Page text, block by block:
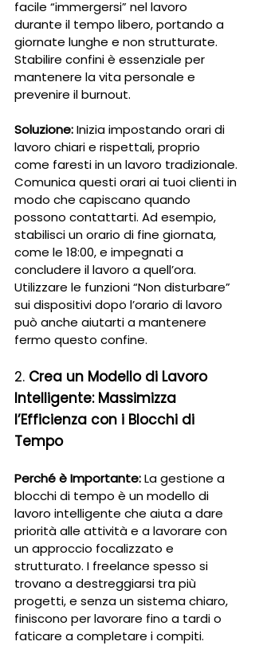
facile “immergersi” nel lavoro
durante il tempo libero, portando a
giornate lunghe e non strutturate.
Stabilire confini è essenziale per
mantenere la vita personale e
prevenire il burnout.
Soluzione: Inizia impostando orari di
lavoro chiari e rispettali, proprio
come faresti in un lavoro tradizionale.
Comunica questi orari ai tuoi clienti in
modo che capiscano quando
possono contattarti. Ad esempio,
stabilisci un orario di fine giornata,
come le 18:00, e impegnati a
concludere il lavoro a quell’ora.
Utilizzare le funzioni “Non disturbare”
sui dispositivi dopo l’orario di lavoro
può anche aiutarti a mantenere
fermo questo confine.
2. Crea un Modello di Lavoro
Intelligente: Massimizza
l’Efficienza con i Blocchi di
Tempo
Perché è Importante: La gestione a
blocchi di tempo è un modello di
lavoro intelligente che aiuta a dare
priorità alle attività e a lavorare con
un approccio focalizzato e
strutturato. I freelance spesso si
trovano a destreggiarsi tra più
progetti, e senza un sistema chiaro,
finiscono per lavorare fino a tardi o
faticare a completare i compiti.